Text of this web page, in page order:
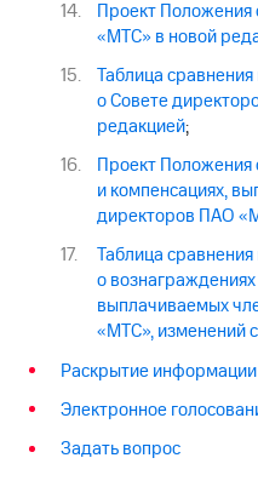
Проект
«МТС» в новой
Таблица
о Совете
редакцией;
Проект Положения
и компенсациях,
директоров ПАО
Таблица
о
выплачиваемых
«МТС», изменений
Раскрытие информации
Электронное
Задать вопрос